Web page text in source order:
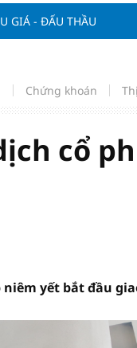
của Việt Nam
Cup 2026
nay 8/8: Vàng thế
IPO có được phân
nước chanh gừng
GIÁ - ĐẤU THẦU
Chứng khoán
cổ
yết bắt đầu